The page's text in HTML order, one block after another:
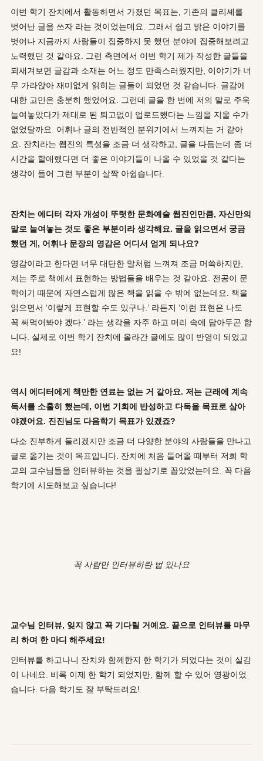
이번 학기 잔치에서 활동하면서 가졌던 목표는, 기존의 클리셰를
벗어난 글을 쓰자 라는 것이었는데요. 그래서 쉽고 밝은 이야기를
벗어나 지금까지 사람들이 집중하지 못 했던 분야에 집중해보려고
노력했던 것 같아요. 그런 측면에서 이번 학기 제가 작성한 글들을
되새겨보면 글감과 소재는 어느 정도 만족스러웠지만, 이야기가 너
무 가라앉아 재미없게 읽히는 글들이 되었던 것 같습니다. 글감에
대한 고민은 충분히 했었어요. 그런데 글을 한 번에 저의 말로 주욱
늘여놓았다가 제대로 된 퇴고없이 업로드했다는 느낌을 지울 수가
없었달까요. 어휘나 글의 전반적인 분위기에서 느껴지는 거 같아
요. 잔치라는 웹진의 특성을 조금 더 생각하고, 글을 다듬는데 좀 더
시간을 할애했다면 더 좋은 이야기들이 나올 수 있었을 것 같다는
생각이 들어 그런 부분이 살짝 아쉽습니다.
잔치는 에디터 각자 개성이 뚜렷한 문화예술 웹진인만큼, 자신만의
말로 늘여놓는 것도 좋은 부분이라 생각해요. 글을 읽으면서 궁금
했던 게, 어휘나 문장의 영감은 어디서 얻게 되나요?
영감이라고 한다면 너무 대단한 말처럼 느껴져 조금 머쓱하지만,
저는 주로 책에서 표현하는 방법들을 배우는 것 같아요. 전공이 문
학이기 때문에 자연스럽게 많은 책을 읽을 수 밖에 없는데요. 책을
읽으면서 ‘이렇게 표현할 수도 있구나.’ 라든지 ‘이런 표현은 나도
꼭 써먹어봐야 겠다.’ 라는 생각을 자주 하고 머리 속에 담아두곤 합
니다. 실제로 이번 학기 잔치에 올라간 글에도 많이 반영이 되었고
요!
역시 에디터에게 책만한 연료는 없는 거 같아요. 저는 근래에 계속
독서를 소홀히 했는데, 이번 기회에 반성하고 다독을 목표로 삼아
야겠어요. 진진님도 다음학기 목표가 있겠죠?
다소 진부하게 들리겠지만 조금 더 다양한 분야의 사람들을 만나고
글로 옮기는 것이 목표입니다. 잔치에 처음 들어올 때부터 저희 학
교의 교수님들을 인터뷰하는 것을 필살기로 꼽았었는데요. 꼭 다음
학기에 시도해보고 싶습니다!
꼭 사람만 인터뷰하란 법 있나요
교수님 인터뷰, 잊지 않고 꼭 기다릴 거예요. 끝으로 인터뷰를 마무
리 하며 한 마디 해주세요!
인터뷰를 하고나니 잔치와 함께한지 한 학기가 되었다는 것이 실감
이 나네요. 비록 이제 한 학기 되었지만, 함께 할 수 있어 영광이었
습니다. 다음 학기도 잘 부탁드려요!